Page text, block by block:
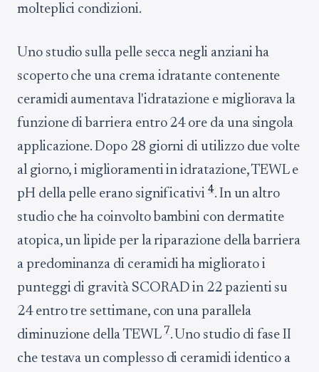
molteplici condizioni.
Uno studio sulla pelle secca negli anziani ha
scoperto che una crema idratante contenente
ceramidi aumentava l'idratazione e migliorava la
funzione di barriera entro 24 ore da una singola
applicazione. Dopo 28 giorni di utilizzo due volte
al giorno, i miglioramenti in idratazione, TEWL e
pH della pelle erano significativi 4. In un altro
studio che ha coinvolto bambini con dermatite
atopica, un lipide per la riparazione della barriera
a predominanza di ceramidi ha migliorato i
punteggi di gravità SCORAD in 22 pazienti su
24 entro tre settimane, con una parallela
diminuzione della TEWL 7. Uno studio di fase II
che testava un complesso di ceramidi identico a